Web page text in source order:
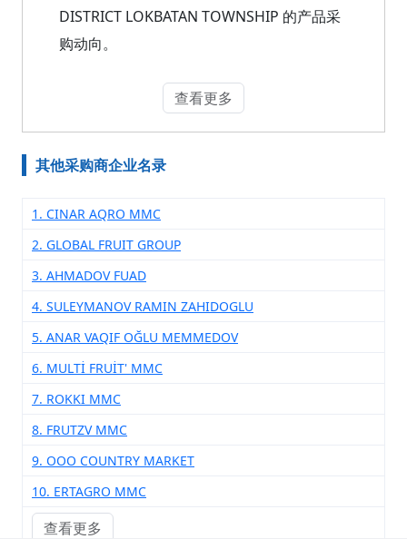
DISTRICT LOKBATAN TOWNSHIP 的产品采
购动向。
查看更多
其他采购商企业名录
1. CINAR AQRO MMC
2. GLOBAL FRUIT GROUP
3. AHMADOV FUAD
4. SULEYMANOV RAMIN ZAHIDOGLU
5. ANAR VAQIF OĞLU MEMMEDOV
6. MULTİ FRUİT' MMC
7. ROKKI MMC
8. FRUTZV MMC
9. ООО COUNTRY MARKET
10. ERTAGRO MMC
查看更多